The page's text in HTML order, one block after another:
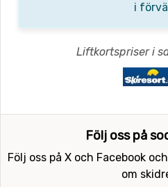
i
Liftkortspriser i
Följ oss på
Följ oss på X och Facebook
om